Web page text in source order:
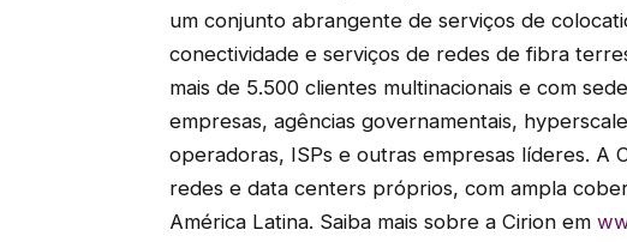
um conjunto abrangente de serviços de
conectividade e serviços de redes de fibra
mais de 5.500 clientes multinacionais e com
empresas, agências governamentais,
operadoras, ISPs e outras empresas líderes. A
redes e data centers próprios, com ampla
América Latina. Saiba mais sobre a Cirion em